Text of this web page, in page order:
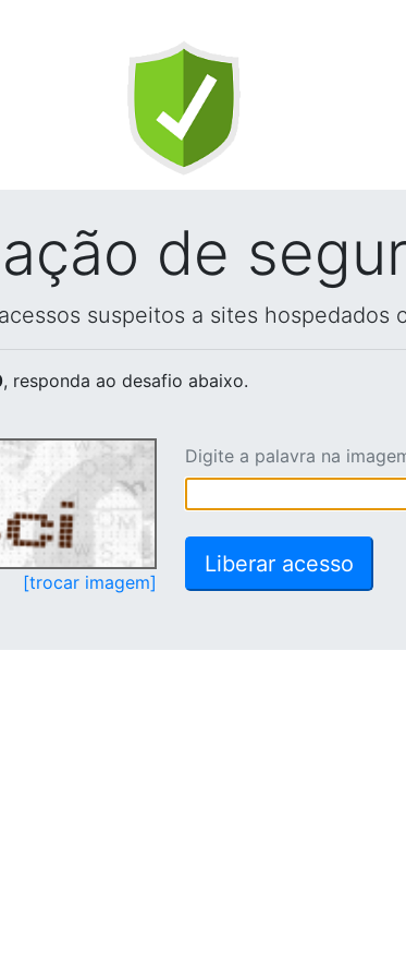
de
suspeitos a sites hospedados
, responda ao desafio abaixo.
[trocar imagem]
Digite a palavra na